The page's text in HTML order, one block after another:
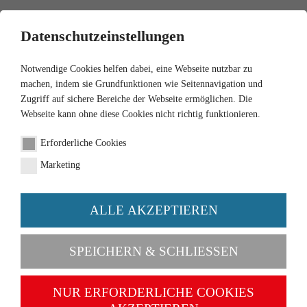
1:87
Rear tipper semi-truck
Order number 067707
Datenschutzeinstellungen
Notwendige Cookies helfen dabei, eine Webseite nutzbar zu
machen, indem sie Grundfunktionen wie Seitennavigation und
Zugriff auf sichere Bereiche der Webseite ermöglichen. Die
Webseite kann ohne diese Cookies nicht richtig funktionieren.
Erforderliche Cookies
Marketing
ALLE AKZEPTIEREN
SPEICHERN & SCHLIESSEN
NUR ERFORDERLICHE COOKIES